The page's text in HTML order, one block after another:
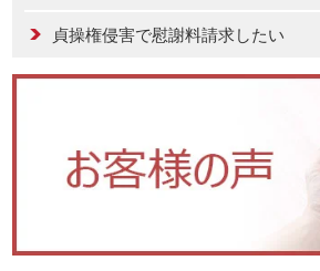
貞操権侵害で慰謝料請求したい